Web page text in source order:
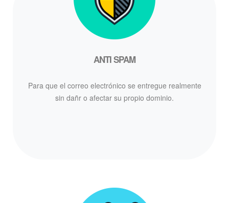
ANTI SPAM
Para que el correo electrónico se entregue realmente
sin dañr o afectar su propio dominio.